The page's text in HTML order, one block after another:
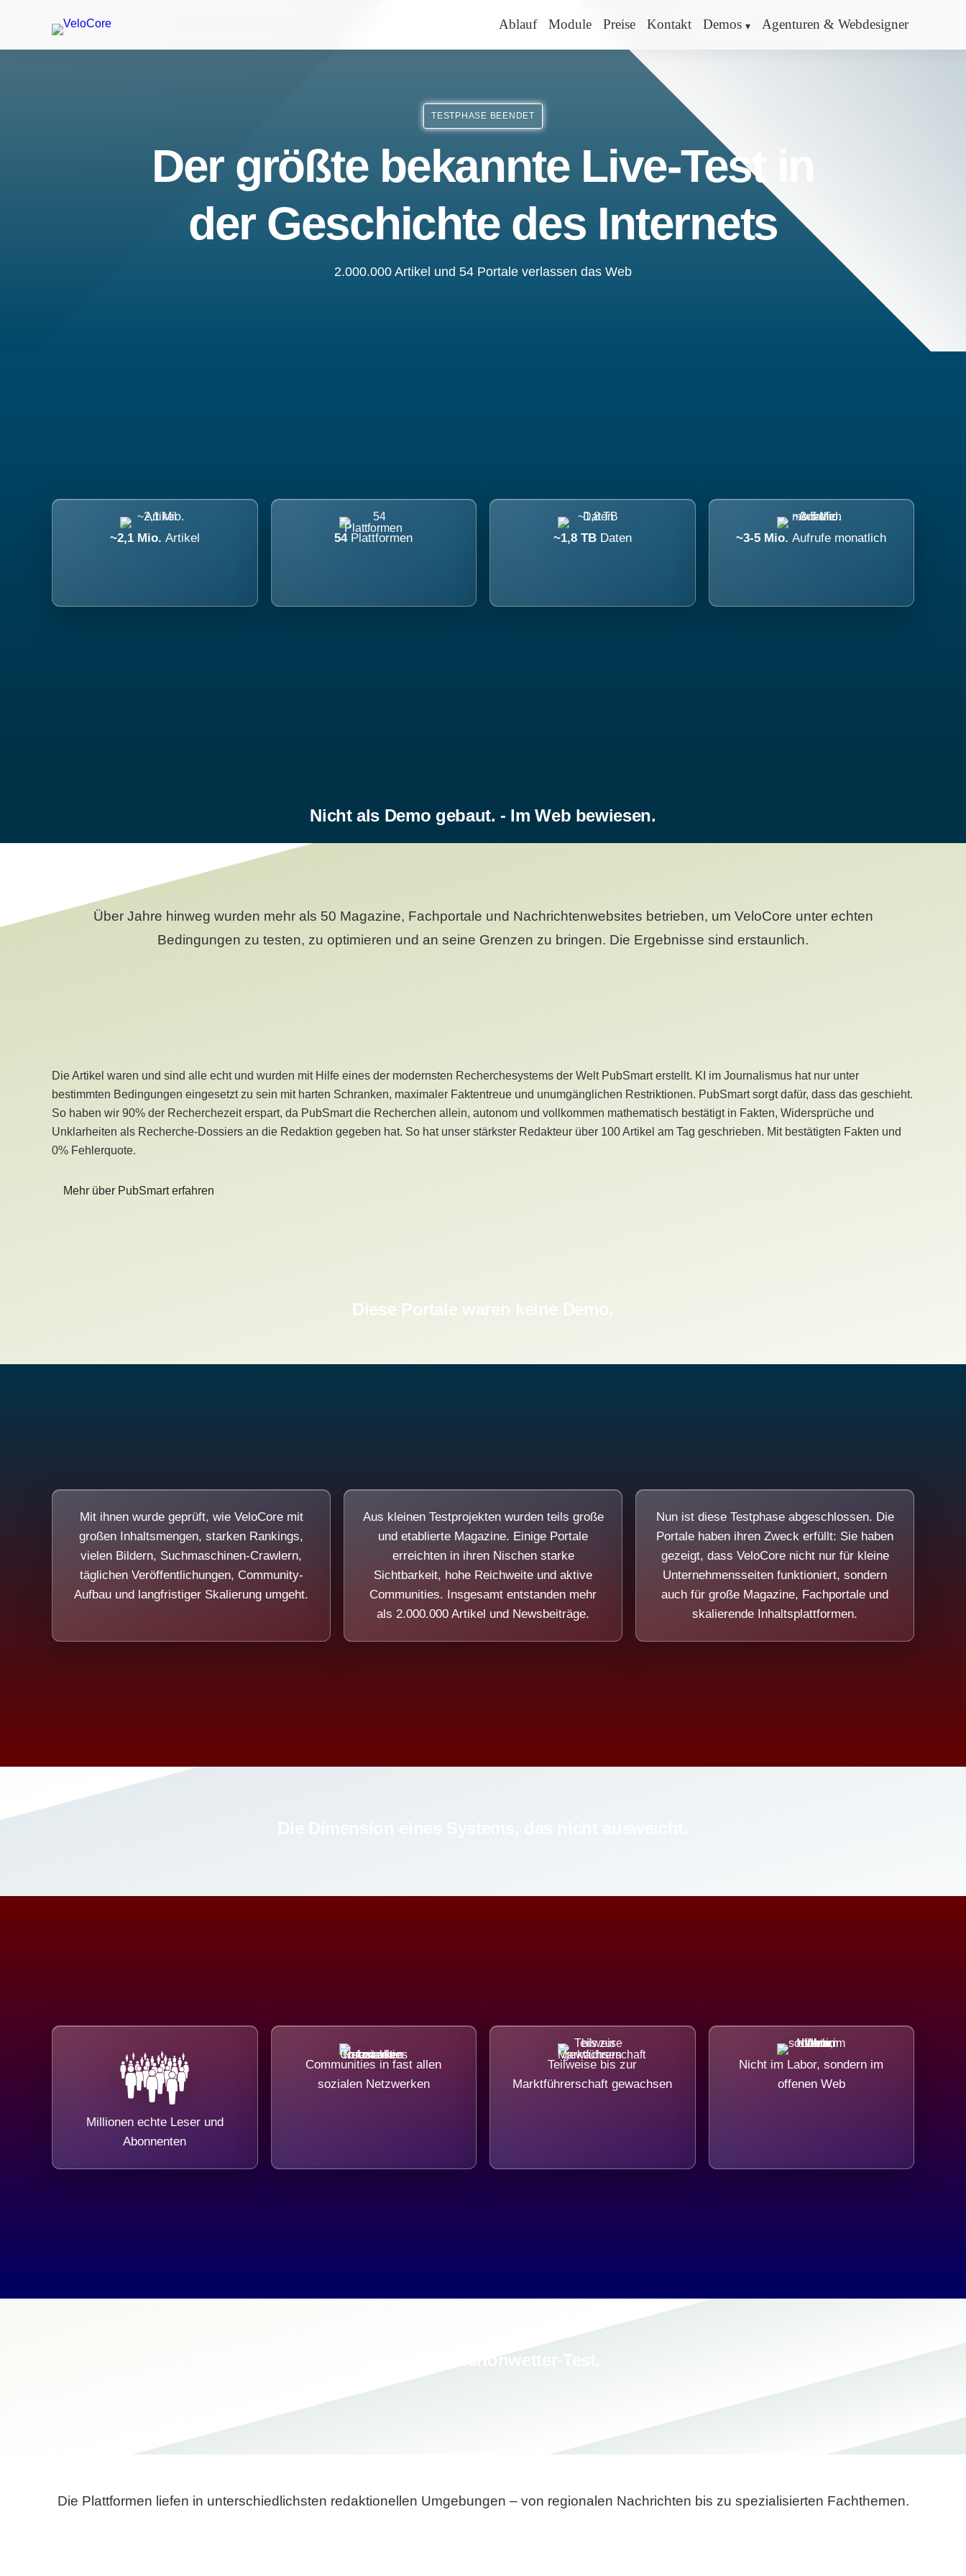
Ablauf Module Preise Kontakt Demos Agenturen & Webdesigner
TESTPHASE BEENDET
Der größte bekannte Live-Test in
der Geschichte des Internets
2.000.000 Artikel und 54 Portale verlassen das Web
~2,1 Mio. Artikel 54 Plattformen ~1,8 TB Daten ~3-5 Mio.Aufrufe monatlich
Nicht als Demo gebaut. - Im Web bewiesen.
Über Jahre hinweg wurden mehr als 50 Magazine, Fachportale und Nachrichtenwebsites betrieben, um VeloCore unter echten
Bedingungen zu testen, zu optimieren und an seine Grenzen zu bringen. Die Ergebnisse sind erstaunlich.
Die Artikel waren und sind alle echt und wurden mit Hilfe eines der modernsten Recherchesystems der Welt PubSmart erstellt. KI im Journalismus hat nur unter
bestimmten Bedingungen eingesetzt zu sein mit harten Schranken, maximaler Faktentreue und unumgänglichen Restriktionen. PubSmart sorgt dafür, dass das geschieht.
So haben wir 90% der Recherchezeit erspart, da PubSmart die Recherchen allein, autonom und vollkommen mathematisch bestätigt in Fakten, Widersprüche und
Unklarheiten als Recherche-Dossiers an die Redaktion gegeben hat. So hat unser stärkster Redakteur über 100 Artikel am Tag geschrieben. Mit bestätigten Fakten und
0% Fehlerquote.
Mehr über PubSmart erfahren
Diese Portale waren keine Demo.
Mit ihnen wurde geprüft, wie VeloCore mit
großen Inhaltsmengen, starken Rankings,
vielen Bildern, Suchmaschinen-Crawlern,
täglichen Veröffentlichungen, Community-
Aufbau und langfristiger Skalierung umgeht.
Aus kleinen Testprojekten wurden teils große
und etablierte Magazine. Einige Portale
erreichten in ihren Nischen starke
Sichtbarkeit, hohe Reichweite und aktive
Communities. Insgesamt entstanden mehr
als 2.000.000 Artikel und Newsbeiträge.
Nun ist diese Testphase abgeschlossen. Die
Portale haben ihren Zweck erfüllt: Sie haben
gezeigt, dass VeloCore nicht nur für kleine
Unternehmensseiten funktioniert, sondern
auch für große Magazine, Fachportale und
skalierende Inhaltsplattformen.
Millionen echte Leser und
Abonnenten
Communities in fast allen
sozialen Netzwerken
Teilweise bis zur
Marktführerschaft gewachsen
Nicht im Labor, sondern im
offenen Web
Die Plattformen liefen in unterschiedlichsten redaktionellen Umgebungen – von regionalen Nachrichten bis zu spezialisierten Fachthemen.